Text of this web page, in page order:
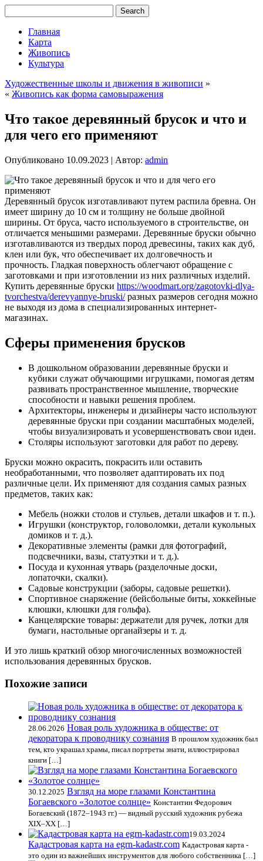
Главная
Карта
Живопись
Культура
Художественные школы и движения в живописи »
« Живопись как форма самовыражения
Что такое деревянный брусок и что и
для чего его применяют
Опубликовано 10.09.2023 | Автор: admin
Деревянный брусок изготавливают путем распила бревна. Он
имеет ширину до 10 см и толщину не больше двойной
ширины. От бруса, часто используемого в строительстве, он
отличается меньшими размерами. Деревянные бруски обычно
изготавливаются из твердых пород древесины, таких как дуб,
клен или бук, что обеспечивает их долговечность и
прочность. Гладкая поверхность облегчают обращение с
заготовками и при изготовлении из них различных изделий.
Купить деревянные бруски https://woodmart.org/zagotovki-dlya-
tvorchestva/derevyannye-bruski/разных размеров сегодня можно
не выходя из дома в специализированных интернет-
магазинах.
Сферы применения брусков
В дошкольном образовании деревянные бруски и
кубики служат обучающими игрушками, помогая детям
развивать пространственное мышление, творческие
способности и навыки решения проблем.
Архитекторы, инженеры и дизайнеры часто используют
деревянные бруски при создании масштабных моделей,
чтобы визуализировать и усовершенствовать свои идеи.
Столяры используют заготовки для работ по дереву.
Бруски можно окрасить, покрасить или оставить
необработанными, что позволяет адаптировать их под
различные цели. Их применяют для создания самых разных
предметов, таких как:
Мебель (ножки столов и стульев, детали шкафов и т. п.).
Игрушки (конструктор, головоломки, детали кукольных
домиков и т. д.).
Декоративные элементы (рамки для фотографий,
подсвечники, вазы, статуэтки и т. д.).
Посуда и кухонная утварь (разделочные доски,
лопаточки, скалки).
Садовые конструкции (заборы, садовые решетки).
Спортивное снаряжение (бейсбольные биты, хоккейные
клюшки, клюшки для гольфа).
Канцелярские товары: держатели для ручек, лотки для
бумаги, настольные органайзеры и т. д.
И это лишь краткий обзор многочисленных возможностей
использования деревянных брусков.
Похожие записи
28.06.2026 Новая роль художника в обществе: от
декоратора к проводнику сознания В прошлом художник был
тем, кто украшал храмы, писал портреты знати, иллюстрировал
книги […]
30.12.2025 Взгляд на море глазами Константина
Богаевского «Золотое солнце» Константин Федорович
Богаевский (1872–1943 гг.) — видный русский художник рубежа
XIX–XX […]
19.03.2024
Кадастровая карта на egrn-kadastr.com Кадастровая карта -
это один из важнейших инструментов для любого собственника […]